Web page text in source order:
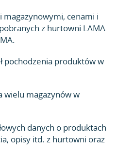
magazynowymi, cenami i
z hurtowni LAMA
pochodzenia produktów w
wielu magazynów w
danych o produktach
opisy itd. z hurtowni oraz